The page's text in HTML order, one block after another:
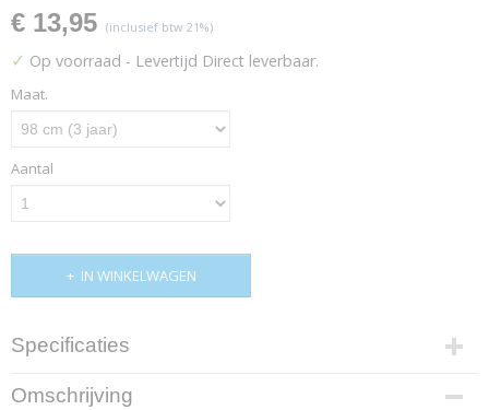
€ 13,95 (inclusief btw 21%)
✓ Op voorraad - Levertijd Direct leverbaar.
Maat.
Aantal
IN WINKELWAGEN
Specificaties
Productcode
Omschrijving